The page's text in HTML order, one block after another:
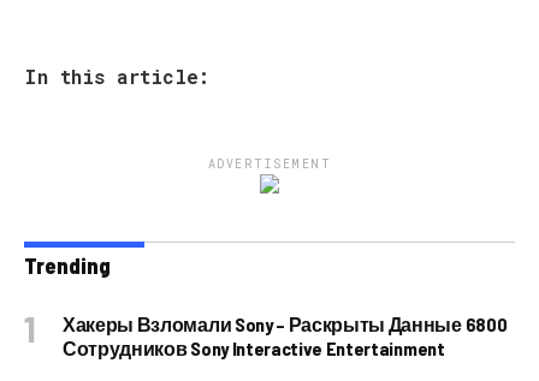
In this article:
ADVERTISEMENT
Trending
Хакеры Взломали Sony – Раскрыты Данные 6800
Сотрудников Sony Interactive Entertainment